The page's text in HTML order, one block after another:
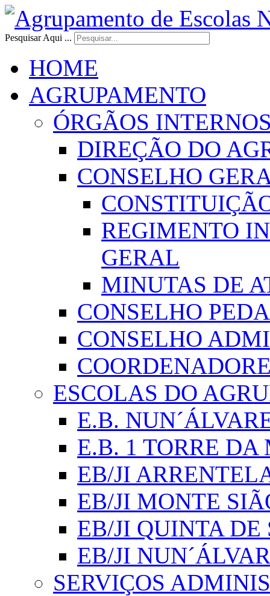
Pesquisar Aqui ...
HOME
AGRUPAMENTO
ÓRGÃOS
DIREÇÃO DO
CONSELHO
REGIMENTO
GERAL
MINUTAS DE
CONSELHO
CONSELHO
ESCOLAS DO
E.B.
E.B. 1 TORRE
EB/JI
EB/JI MONTE
EB/JI QUINTA DE
EB/JI
SERVIÇOS